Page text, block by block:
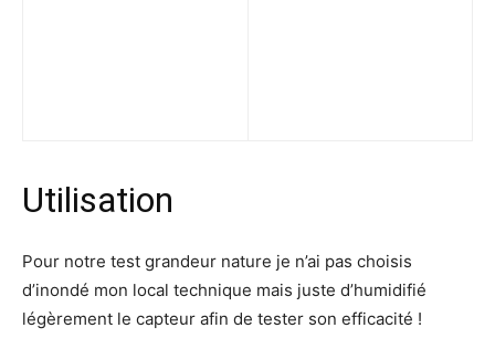
Utilisation
Pour notre test grandeur nature je n’ai pas choisis
d’inondé mon local technique mais juste d’humidifié
légèrement le capteur afin de tester son efficacité !